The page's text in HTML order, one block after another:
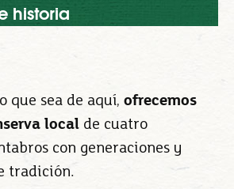
historia
que sea de aquí, ofrecemos
local de cuatro
con generaciones y
tradición.